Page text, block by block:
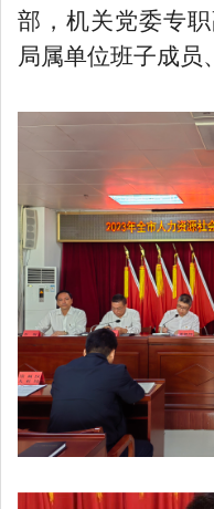
部，机关党委专
局属单位班子成员